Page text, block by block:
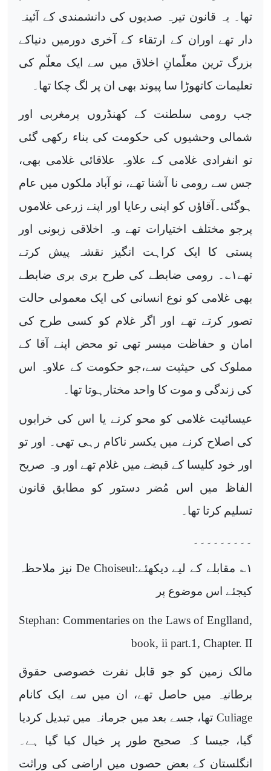
تھا۔ یہ قانون تیرہ صدیوں کی دانشمندی کے آئینہ
دار تھے اوران کے ارتقاء کے آخری دورمیں دنیاکے
بزرگ ترین معلّمانِ اخلاق میں سے ایک معلّم کی
تعلیمات کاتھوڑا سا پیوند بھی ان پر لگ چکا تھا۔
جب رومی سلطنت کے کھنڈروں پرمغربی اور
شمالی وحشیوں کی حکومت کی بناء رکھی گئی
تو انفرادی غلامی کے علاوہ علاقائی غلامی بھی،
جس سے رومی نا آشنا تھے، نو آباد ملکوں میں عام
ہوگئی۔آقاؤں کو اپنی رعایا اور اپنے زرعی غلاموں
پرجو مختلف اختیارات تھے وہ اخلاقی زبونی اور
پستی کا ایک کراہت انگیز نقشہ پیش کرتے
تھے۱؎۔ رومی ضابطے کی طرح بری بری ضابطے
بھی غلامی کو نوع انسانی کی ایک معمولی حالت
تصور کرتے تھے اور اگر غلام کو کسی طرح کی
امان و حفاظت میسر تھی تو محض اپنے آقا کے
مملوک کی حیثیت سے،جو حکومت کے علاوہ اس
کی زندگی و موت کا واحد مختارہوتا تھا۔
عیسائیت غلامی کو محو کرنے یا اس کی خرابوں
کی اصلاح کرنے میں یکسر ناکام رہی تھی۔ اور تو
اور خود کلیسا کے قبضے میں غلام تھے اور وہ صریح
الفاظ میں اس مُضر دستور کو مطابق قانون
تسلیم کرتا تھا۔
۔۔۔۔۔۔۔۔۔
۱؎ مقابلے کے لیے دیکھئے:De Choiseul نیز ملاحظہ
کیجئے اس موضوع پر
Stephan: Commentaries on the Laws of Englland,
book, ii part.1, Chapter. II
مالک زمین کو جو قابل نفرت خصوصی حقوق
برطانیہ میں حاصل تھے، ان میں سے ایک کانام
Culiage تھا، جسے بعد میں جرمانہ میں تبدیل کردیا
گیا، جیسا کہ صحیح طور پر خیال کیا گیا ہے۔
انگلستان کے بعض حصوں میں اراضی کی وراثت